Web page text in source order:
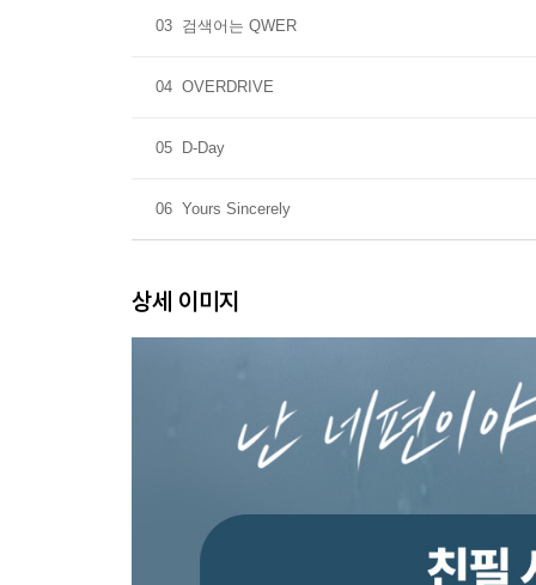
03 검색어는 QWER
04 OVERDRIVE
05 D-Day
06 Yours Sincerely
상세 이미지